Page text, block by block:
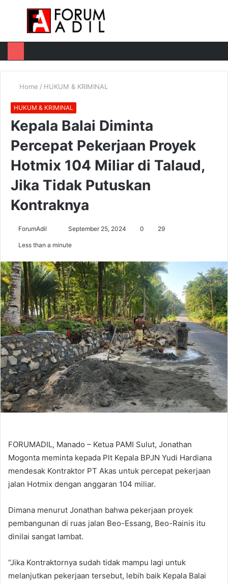
Menu
Home / HUKUM & KRIMINAL
HUKUM & KRIMINAL
Kepala Balai Diminta
Percepat Pekerjaan Proyek
Hotmix 104 Miliar di Talaud,
Jika Tidak Putuskan
Kontraknya
ForumAdil September 25, 2024 0 29
Less than a minute
FORUMADIL, Manado – Ketua PAMI Sulut, Jonathan
Mogonta meminta kepada Plt Kepala BPJN Yudi Hardiana
mendesak Kontraktor PT Akas untuk percepat pekerjaan
jalan Hotmix dengan anggaran 104 miliar.
Dimana menurut Jonathan bahwa pekerjaan proyek
pembangunan di ruas jalan Beo-Essang, Beo-Rainis itu
dinilai sangat lambat.
“Jika Kontraktornya sudah tidak mampu lagi untuk
melanjutkan pekerjaan tersebut, lebih baik Kepala Balai